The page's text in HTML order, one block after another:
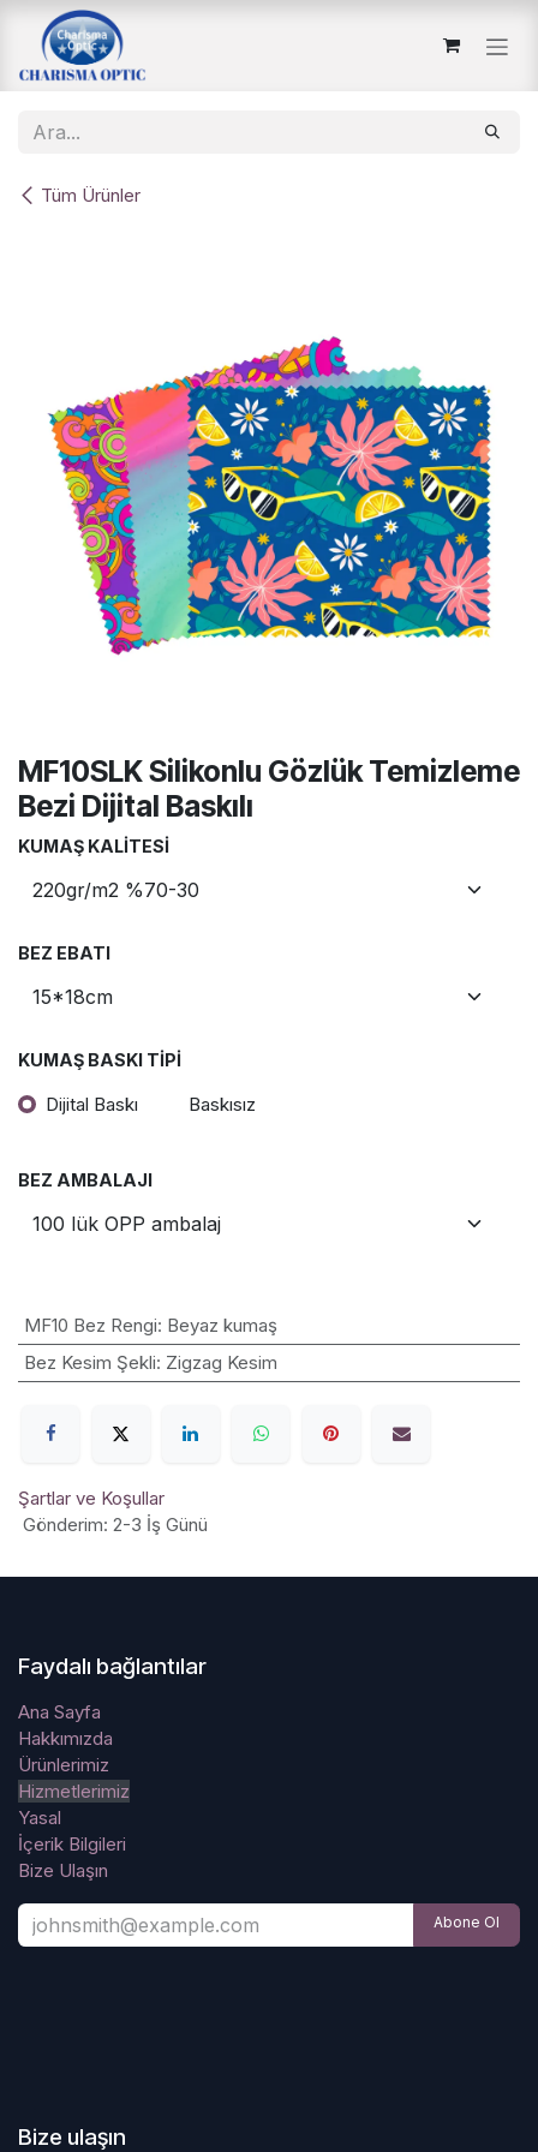
İçereği Atla
Tüm Ürünler
MF10SLK Silikonlu Gözlük Temizleme
Bezi Dijital Baskılı
KUMAŞ KALITESI
BEZ EBATI
KUMAŞ BASKI TIPI
Dijital Baskı Baskısız
BEZ AMBALAJI
MF10 Bez Rengi: Beyaz kumaş
Bez Kesim Şekli: Zigzag Kesim
Şartlar ve Koşullar
Gönderim: 2-3 İş Günü
Faydalı bağlantılar
Ana Sayfa
Hakkımızda
Ürünlerimiz
Hizmetlerimiz
Yasal
İçerik Bilgileri
Bize Ulaşın
Abone Ol
Bize ulaşın